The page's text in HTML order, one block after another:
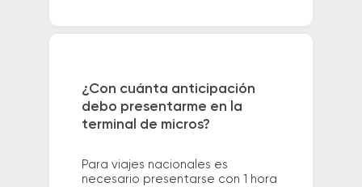
¿Con cuánta anticipación
debo presentarme en la
terminal de micros?
Para viajes nacionales es
necesario presentarse con 1 hora